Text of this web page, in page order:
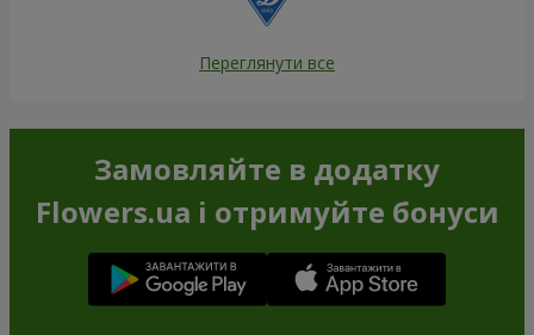
Переглянути все
Замовляйте в додатку
Flowers.ua і отримуйте бонуси